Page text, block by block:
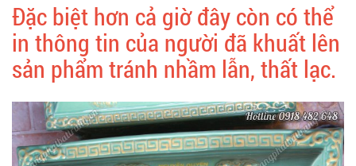
Đặc biệt hơn cả giờ đây còn có thể
in thông tin của người đã khuất lên
sản phẩm tránh nhầm lẫn, thất lạc.